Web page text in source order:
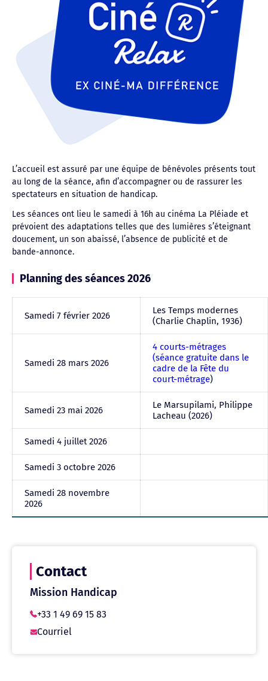
L’accueil est assuré par une équipe de bénévoles présents tout
au long de la séance, afin d’accompagner ou de rassurer les
spectateurs en situation de handicap.
Les séances ont lieu le samedi à 16h au cinéma La Pléiade et
prévoient des adaptations telles que des lumières s’éteignant
doucement, un son abaissé, l’absence de publicité et de
bande-annonce.
Planning des séances 2026
Samedi 7 février 2026
Les Temps modernes
(Charlie Chaplin, 1936)
Samedi 28 mars 2026
4 courts-métrages
(séance gratuite dans le
cadre de la Fête du
court-métrage)
Samedi 23 mai 2026
Le Marsupilami, Philippe
Lacheau (2026)
Samedi 4 juillet 2026
Samedi 3 octobre 2026
Samedi 28 novembre
2026
Contact
Mission Handicap
+33 1 49 69 15 83
Courriel